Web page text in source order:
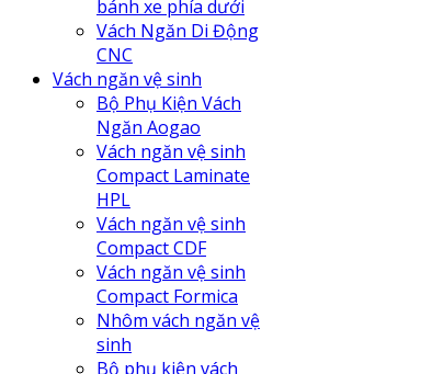
bánh xe phía dưới
Vách Ngăn Di Động
CNC
Vách ngăn vệ sinh
Bộ Phụ Kiện Vách
Ngăn Aogao
Vách ngăn vệ sinh
Compact Laminate
HPL
Vách ngăn vệ sinh
Compact CDF
Vách ngăn vệ sinh
Compact Formica
Nhôm vách ngăn vệ
sinh
Bộ phụ kiện vách